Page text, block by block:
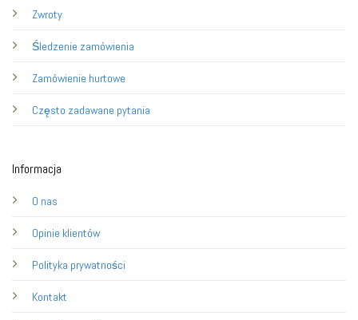
Zwroty
Śledzenie zamówienia
Zamówienie hurtowe
Często zadawane pytania
Informacja
O nas
Opinie klientów
Polityka prywatności
Kontakt